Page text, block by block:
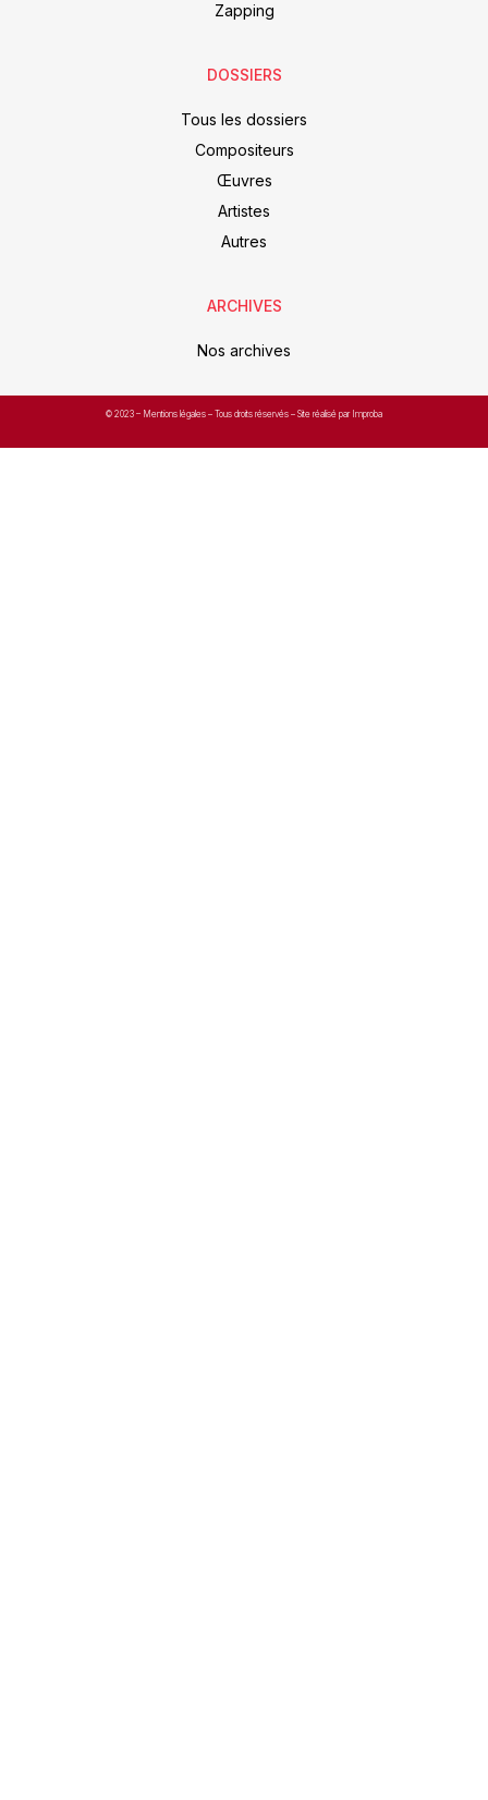
Zapping
DOSSIERS
Tous les dossiers
Compositeurs
Œuvres
Artistes
Autres
ARCHIVES
Nos archives
© 2023 – Mentions légales – Tous droits réservés – Site réalisé par Improba